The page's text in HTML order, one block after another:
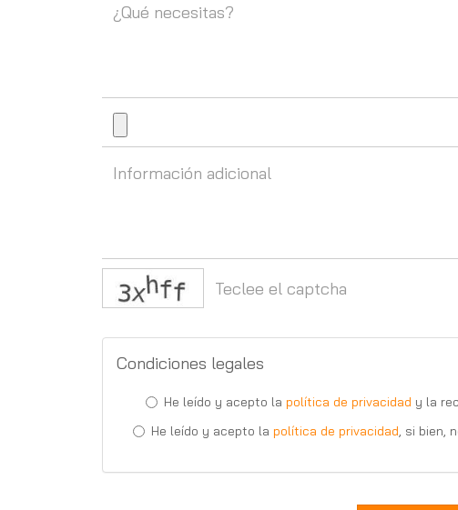
Condiciones legales
He leído y acepto la política de privacidad y la
He leído y acepto la política de privacidad, si bien,